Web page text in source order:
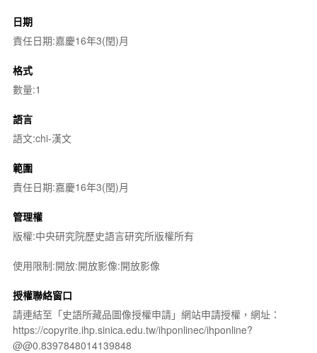
日期
責任日期:嘉慶16年3(閏)月
格式
數量:1
語言
語文:chi-漢文
範圍
責任日期:嘉慶16年3(閏)月
管理權
版權:中央研究院歷史語言研究所版權所有
使用限制:開放:開放影像:開放影像
授權聯絡窗口
請連結至「史語所藏品圖像授權申請」網站申請授權，網址：
https://copyrite.ihp.sinica.edu.tw/ihponlinec/ihponline?
@@0.8397848014139848